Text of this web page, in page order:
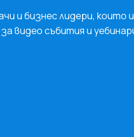
и бизнес лидери,
за видео събития и